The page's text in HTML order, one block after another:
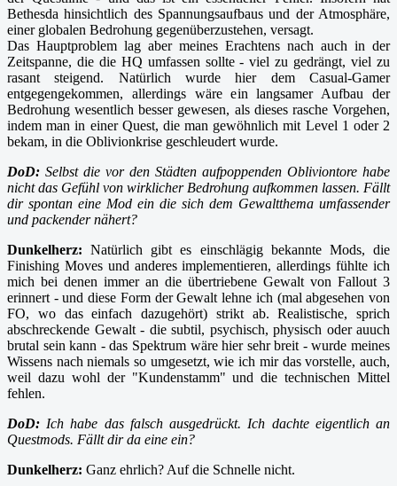
Bethesda hinsichtlich des Spannungsaufbaus und der Atmosphäre,
einer globalen Bedrohung gegenüberzustehen, versagt.
Das Hauptproblem lag aber meines Erachtens nach auch in der
Zeitspanne, die die HQ umfassen sollte - viel zu gedrängt, viel zu
rasant steigend. Natürlich wurde hier dem Casual-Gamer
entgegengekommen, allerdings wäre ein langsamer Aufbau der
Bedrohung wesentlich besser gewesen, als dieses rasche Vorgehen,
indem man in einer Quest, die man gewöhnlich mit Level 1 oder 2
bekam, in die Oblivionkrise geschleudert wurde.
DoD: Selbst die vor den Städten aufpoppenden Obliviontore habe
nicht das Gefühl von wirklicher Bedrohung aufkommen lassen. Fällt
dir spontan eine Mod ein die sich dem Gewaltthema umfassender
und packender nähert?
Dunkelherz: Natürlich gibt es einschlägig bekannte Mods, die
Finishing Moves und anderes implementieren, allerdings fühlte ich
mich bei denen immer an die übertriebene Gewalt von Fallout 3
erinnert - und diese Form der Gewalt lehne ich (mal abgesehen von
FO, wo das einfach dazugehört) strikt ab. Realistische, sprich
abschreckende Gewalt - die subtil, psychisch, physisch oder auuch
brutal sein kann - das Spektrum wäre hier sehr breit - wurde meines
Wissens nach niemals so umgesetzt, wie ich mir das vorstelle, auch,
weil dazu wohl der "Kundenstamm" und die technischen Mittel
fehlen.
DoD: Ich habe das falsch ausgedrückt. Ich dachte eigentlich an
Questmods. Fällt dir da eine ein?
Dunkelherz: Ganz ehrlich? Auf die Schnelle nicht.